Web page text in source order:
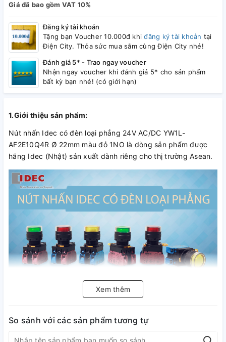
Giá đã bao gồm VAT 10%
Đăng ký tài khoản
Tặng bạn Voucher 10.000đ khiđăng ký tài khoản tại
Điện City. Thỏa sức mua sắm cùng Điện City nhé!
Đánh giá 5* - Trao ngay voucher
Nhận ngay voucher khi đánh giá 5* cho sản phẩm
bất kỳ bạn nhé! (có giới hạn)
1.Giới thiệu sản phẩm:
Nút nhấn Idec có đèn loại phẳng 24V AC/DC YW1L-
AF2E10Q4R Ø 22mm màu đỏ 1NO là dòng sản phẩm được
hãng Idec (Nhật) sản xuất dành riêng cho thị trường Asean.
Nút nhấn có đèn Idec Ø 22 có thân được thiết kế nhỏ gọn,
linh hoạt, thuận tiện cho việc thay thế, sửa chữa và có tính
kinh tế cao. Vật liệu trên bề mặt thiết bị được thiết kế để
Xem thêm
So sánh với các sản phẩm tương tự